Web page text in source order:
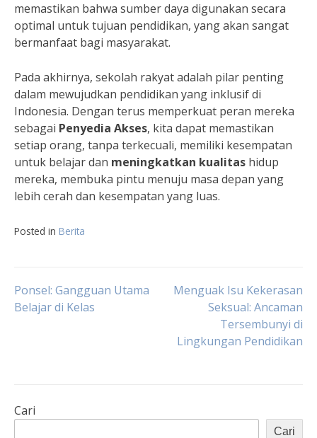
memastikan bahwa sumber daya digunakan secara
optimal untuk tujuan pendidikan, yang akan sangat
bermanfaat bagi masyarakat.
Pada akhirnya, sekolah rakyat adalah pilar penting
dalam mewujudkan pendidikan yang inklusif di
Indonesia. Dengan terus memperkuat peran mereka
sebagai Penyedia Akses, kita dapat memastikan
setiap orang, tanpa terkecuali, memiliki kesempatan
untuk belajar dan meningkatkan kualitas hidup
mereka, membuka pintu menuju masa depan yang
lebih cerah dan kesempatan yang luas.
Posted in Berita
Navigasi
Ponsel: Gangguan Utama
Belajar di Kelas
Menguak Isu Kekerasan
Seksual: Ancaman
Tersembunyi di
Lingkungan Pendidikan
Cari
Cari